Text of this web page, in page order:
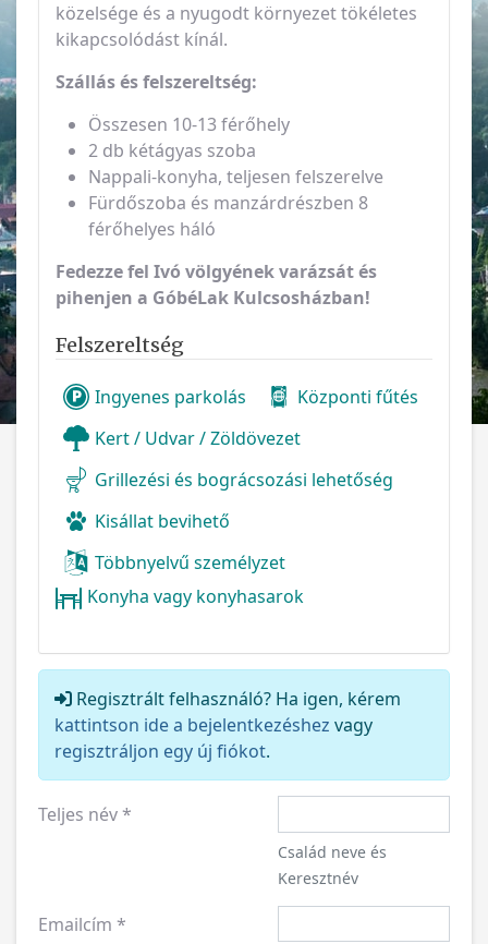
közelsége és a nyugodt környezet tökéletes
kikapcsolódást kínál.
Szállás és felszereltség:
Összesen 10-13 férőhely
2 db kétágyas szoba
Nappali-konyha, teljesen felszerelve
Fürdőszoba és manzárdrészben 8
férőhelyes háló
Fedezze fel Ivó völgyének varázsát és
pihenjen a GóbéLak Kulcsosházban!
Felszereltség
Ingyenes parkolás
Központi fűtés
Kert / Udvar / Zöldövezet
Grillezési és bográcsozási lehetőség
Kisállat bevihető
Többnyelvű személyzet
Konyha vagy konyhasarok
Regisztrált felhasználó? Ha igen, kérem
kattintson ide a bejelentkezéshez vagy
regisztráljon egy új fiókot.
Teljes név*
Család neve és
Keresztnév
Emailcím *